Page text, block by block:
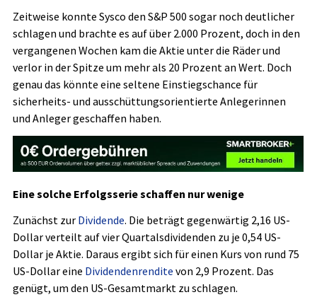
Zeitweise konnte Sysco den S&P 500 sogar noch deutlicher
schlagen und brachte es auf über 2.000 Prozent, doch in den
vergangenen Wochen kam die Aktie unter die Räder und
verlor in der Spitze um mehr als 20 Prozent an Wert. Doch
genau das könnte eine seltene Einstiegschance für
sicherheits- und ausschüttungsorientierte Anlegerinnen
und Anleger geschaffen haben.
Eine solche Erfolgsserie schaffen nur wenige
Zunächst zur Dividende. Die beträgt gegenwärtig 2,16 US-
Dollar verteilt auf vier Quartalsdividenden zu je 0,54 US-
Dollar je Aktie. Daraus ergibt sich für einen Kurs von rund 75
US-Dollar eine Dividendenrendite von 2,9 Prozent. Das
genügt, um den US-Gesamtmarkt zu schlagen.